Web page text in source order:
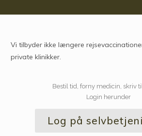
Vi tilbyder ikke længere
private klinikker.
Bestil tid, forny medicin, skriv
Login herunder
Log på